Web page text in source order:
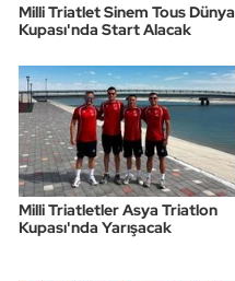
Milli Triatlet Sinem Tous Dünya
Kupası'nda Start Alacak
Milli Triatletler Asya Triatlon
Kupası'nda Yarışacak